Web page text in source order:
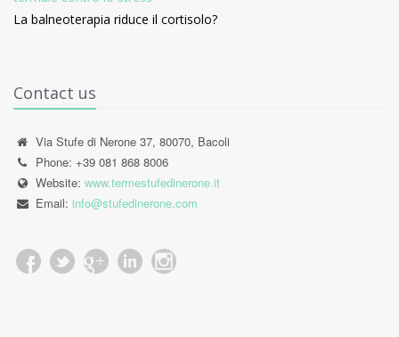
La balneoterapia riduce il cortisolo?
Contact us
Via Stufe di Nerone 37, 80070, Bacoli
Phone: +39 081 868 8006
Website: www.termestufedinerone.it
Email: info@stufedinerone.com